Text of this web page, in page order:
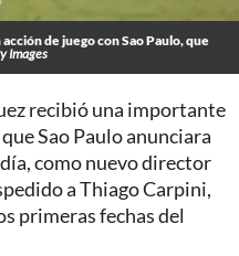
de juego con Sao Paulo, que
Images
recibió una importante
Sao Paulo anunciara
como nuevo director
a Thiago Carpini,
primeras fechas del